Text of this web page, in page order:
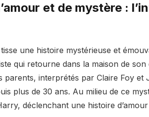
et de mystère :
une histoire mystérieuse et
qui retourne dans la maison de
parents, interprétés par Claire Foy et
plus de 30 ans. Au milieu de ce
déclenchant une histoire d’amour